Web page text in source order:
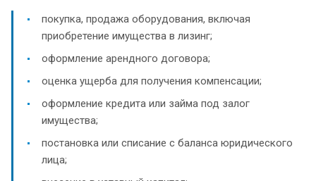
покупка, продажа оборудования, включая
приобретение имущества в лизинг;
оформление арендного договора;
оценка ущерба для получения компенсации;
оформление кредита или займа под залог
имущества;
постановка или списание с баланса юридического
лица;